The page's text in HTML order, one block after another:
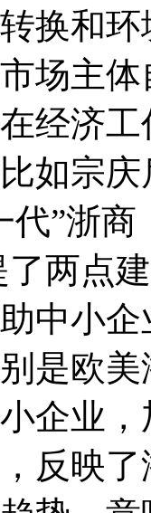
换和
场主
济工
如宗
代”浙
两点
中小
是欧
企业
反映